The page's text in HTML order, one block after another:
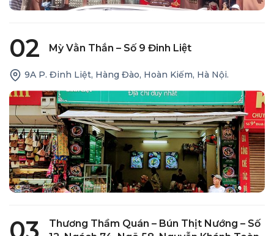
02 Mỳ Vằn Thắn – Số 9 Đinh Liệt
9A P. Đinh Liệt, Hàng Đào, Hoàn Kiếm, Hà Nội.
Thương Thầm Quán – Bún Thịt Nướng – Số